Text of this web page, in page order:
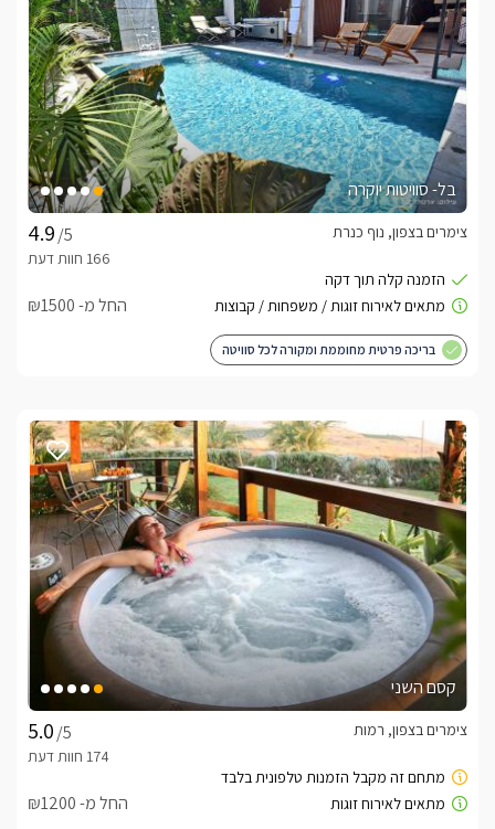
בל- סוויטות יוקרה
/5
צימרים בצפון, נוף כנרת
החל מ- ₪1500
בריכה פרטית מחוממת ומקורה לכל סוויטה
קסם השני
/5
צימרים בצפון, רמות
החל מ- ₪1200